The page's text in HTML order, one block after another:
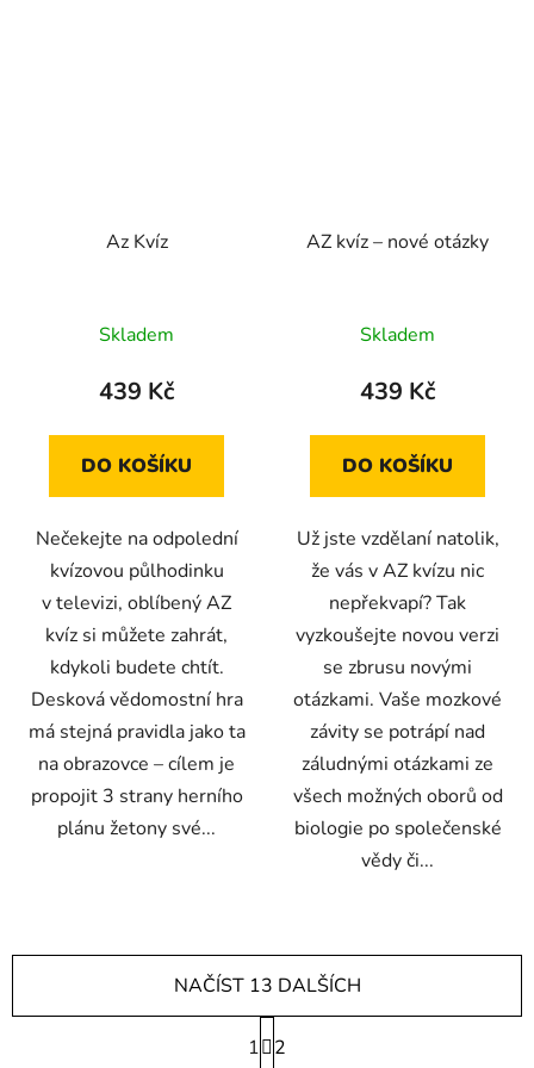
Az Kvíz
Skladem
439 Kč
DO KOŠÍKU
Nečekejte na odpolední
kvízovou půlhodinku
v televizi, oblíbený AZ
kvíz si můžete zahrát,
kdykoli budete chtít.
Desková vědomostní hra
má stejná pravidla jako ta
na obrazovce – cílem je
propojit 3 strany herního
plánu žetony své...
AZ kvíz – nové otázky
Skladem
439 Kč
DO KOŠÍKU
Už jste vzdělaní natolik,
že vás v AZ kvízu nic
nepřekvapí? Tak
vyzkoušejte novou verzi
se zbrusu novými
otázkami. Vaše mozkové
závity se potrápí nad
záludnými otázkami ze
všech možných oborů od
biologie po společenské
vědy či...
NAČÍST 13 DALŠÍCH
S
t
1
2